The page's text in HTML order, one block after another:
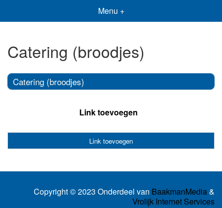
Menu +
Catering (broodjes)
Catering (broodjes)
Link toevoegen
Link toevoegen
Copyright © 2023 Onderdeel van BaakmanMedia&
Vrolijk Internet Services